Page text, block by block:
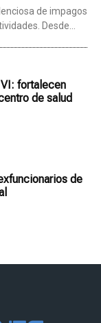
de impagos
Desde...
VI: fortalecen
de salud
de